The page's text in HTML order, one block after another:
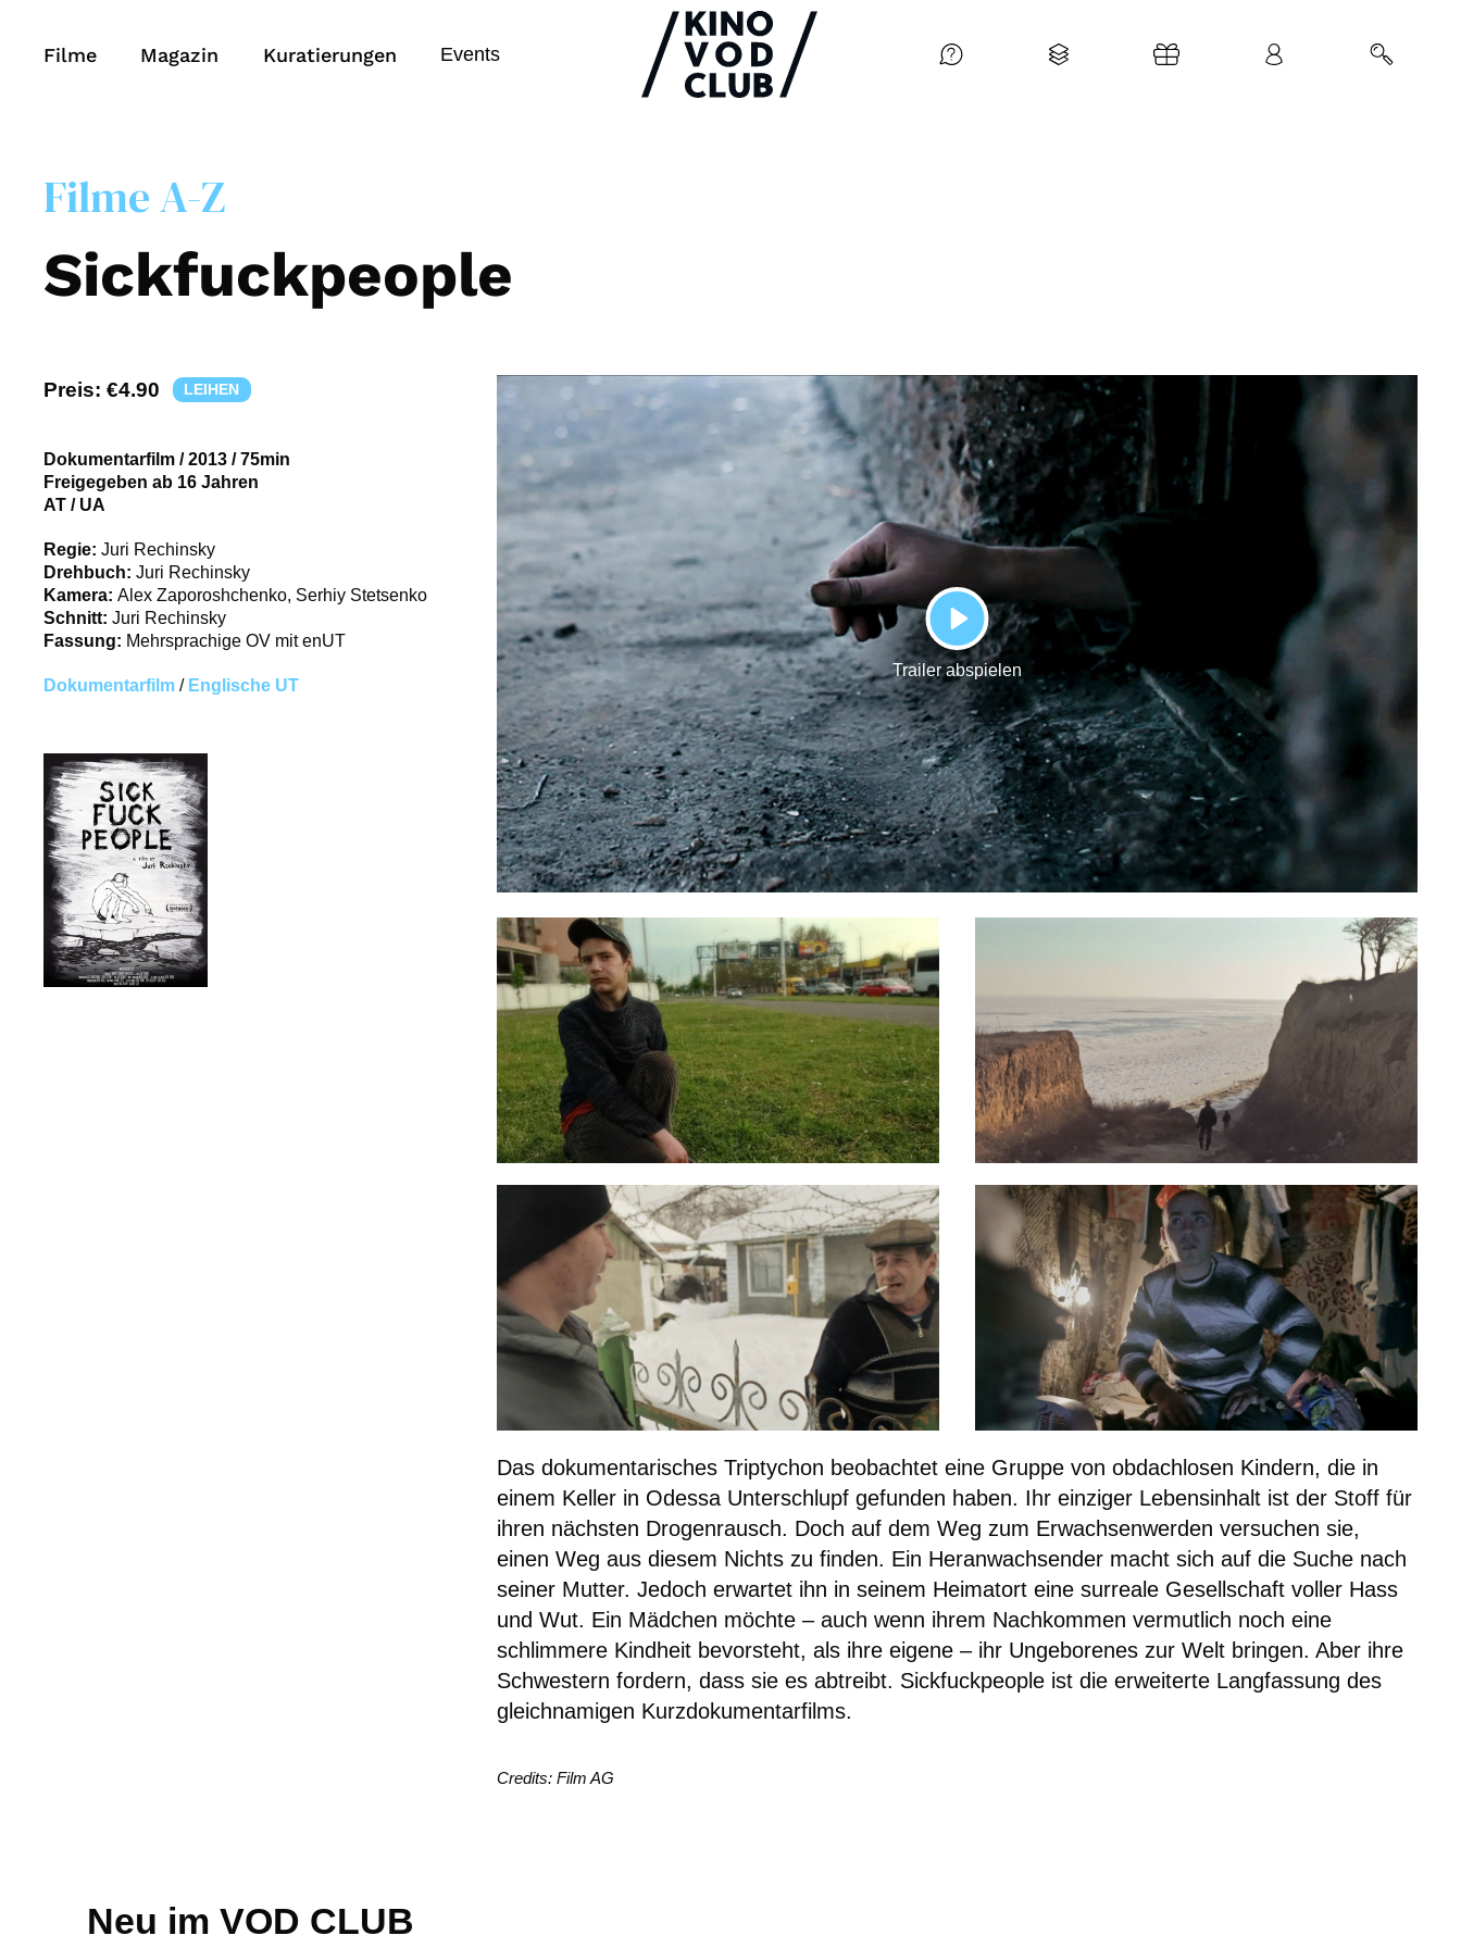
So geht’s
Filmpakete
Gutscheine
& Filmpässe
Account
Suche
Filme Magazin Kuratierungen Events
Filme A-Z
Sickfuckpeople
Preis: €4.90 LEIHEN
PLAY
Trailer abspielen
Dokumentarfilm /2013 /75min
Freigegeben ab 16 Jahren
AT / UA
Regie: Juri Rechinsky
Drehbuch: Juri Rechinsky
Kamera: Alex Zaporoshchenko, Serhiy Stetsenko
Schnitt: Juri Rechinsky
Fassung: Mehrsprachige OV mit enUT
Dokumentarfilm / Englische UT
Das dokumentarisches Triptychon beobachtet eine Gruppe von obdachlosen Kindern, die in
einem Keller in Odessa Unterschlupf gefunden haben. Ihr einziger Lebensinhalt ist der Stoff für
ihren nächsten Drogenrausch. Doch auf dem Weg zum Erwachsenwerden versuchen sie,
einen Weg aus diesem Nichts zu finden. Ein Heranwachsender macht sich auf die Suche nach
seiner Mutter. Jedoch erwartet ihn in seinem Heimatort eine surreale Gesellschaft voller Hass
und Wut. Ein Mädchen möchte – auch wenn ihrem Nachkommen vermutlich noch eine
schlimmere Kindheit bevorsteht, als ihre eigene – ihr Ungeborenes zur Welt bringen. Aber ihre
Schwestern fordern, dass sie es abtreibt. Sickfuckpeople ist die erweiterte Langfassung des
gleichnamigen Kurzdokumentarfilms.
Credits: Film AG
Neu im VOD CLUB